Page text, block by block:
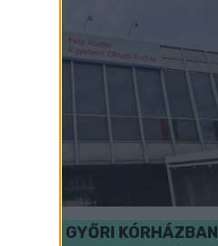
A GYŐRI KÓRHÁZBAN